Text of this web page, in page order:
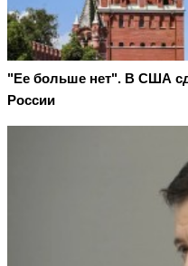
"Ее больше нет". В США
России